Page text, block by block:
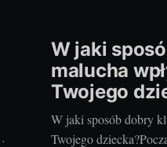
W jaki
malucha
Twojego
W jaki sposób dobry
Twojego